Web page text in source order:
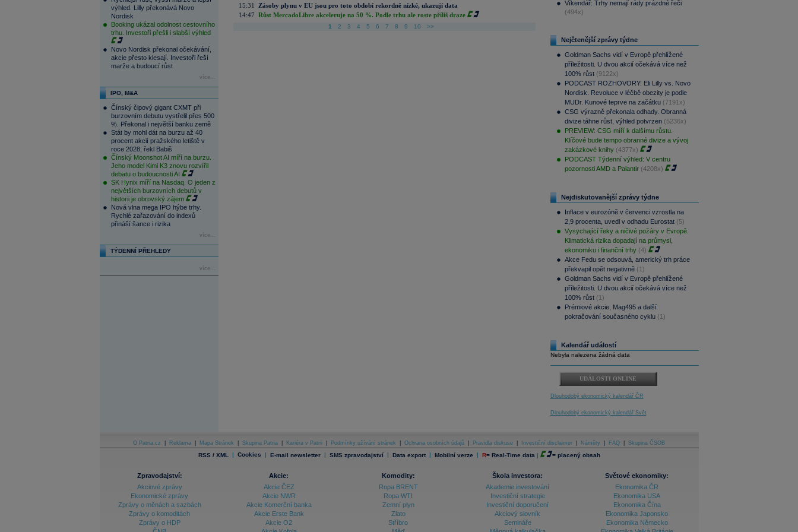
výhled. Lilly překonává Novo
Nordisk
Booking ukázal odolnost cestovního
trhu. Investoři přešli i slabší výhled
Novo Nordisk překonal očekávání,
akcie přesto klesají. Investoři řeší
marže a budoucí růst
více...
IPO, M&A
Čínský čipový gigant CXMT při
burzovním debutu vystřelil přes 500
%. Překonal i největší banku země
Stát by mohl dát na burzu až 40
procent akcií pražského letiště v
roce 2028, řekl Babiš
Čínský Moonshot AI míří na burzu.
Jeho model Kimi K3 znovu rozvířil
debatu o budoucnosti AI
SK Hynix míří na Nasdaq. O jeden z
největších burzovních debutů v
historii je obrovský zájem
Nová vlna mega IPO hýbe trhy.
Rychlé zařazování do indexů
přináší šance i rizika
více...
TÝDENNÍ PŘEHLEDY
více...
15:31
Zásoby plynu v EU jsou pro toto období rekordně nízké, ukazují data
14:47 Růst MercadoLibre akceleruje na 50 %. Podle trhu ale roste příliš draze
1 2 3 4 5 6 7 8 9 10 >>
Víkendář: Trhy nemají rády prázdné řeči
(494x)
Nejčtenější zprávy týdne
Goldman Sachs vidí v Evropě přehlížené
příležitosti. U dvou akcií očekává více než
100% růst (9122x)
PODCAST ROZHOVORY: Eli Lilly vs. Novo
Nordisk. Revoluce v léčbě obezity je podle
MUDr. Kunové teprve na začátku (7191x)
CSG výrazně překonala odhady. Obranná
divize táhne růst, výhled potvrzen (5236x)
PREVIEW: CSG míří k dalšímu růstu.
Klíčové bude tempo obranné divize a vývoj
zakázkové knihy (4377x)
PODCAST Týdenní výhled: V centru
pozornosti AMD a Palantir (4208x)
Nejdiskutovanější zprávy týdne
Inflace v eurozóně v červenci vzrostla na
2,9 procenta, uvedl v odhadu Eurostat (5)
Vysychající řeky a ničivé požáry v Evropě.
Klimatická rizika dopadají na průmysl,
ekonomiku i finanční trhy (4)
Akce Fedu se odsouvá, americký trh práce
překvapil opět negativně (1)
Goldman Sachs vidí v Evropě přehlížené
příležitosti. U dvou akcií očekává více než
100% růst (1)
Prémiové akcie, Mag495 a další
pokračování současného cyklu (1)
Kalendář událostí
Nebyla nalezena žádná data
UDÁLOSTI ONLINE
Dlouhodobý ekonomický kalendář ČR
Dlouhodobý ekonomický kalendář Svět
O Patria.cz Reklama Mapa Stránek Skupina Patria Kariéra v Patrii Podmínky užívání stránek Ochrana osobních údajů Pravidla diskuse Investiční disclaimer Náměty FAQ Skupina ČSOB
RSS / XML | Cookies | E-mail newsletter | SMS zpravodajství | Data export | Mobilní verze | R= Real-Time data | = placený obsah
Zpravodajství:
Akciové zprávy
Ekonomické zprávy
Zprávy o měnách a sazbách
Zprávy o komoditách
Zprávy o HDP
Akcie:
Akcie ČEZ
Akcie NWR
Akcie Komerční banka
Akcie Erste Bank
Akcie O2
Komodity:
Ropa BRENT
Ropa WTI
Zemní plyn
Zlato
Stříbro
Škola investora:
Akademie investování
Investiční strategie
Investiční doporučení
Akciový slovník
Semináře
Světové ekonomiky:
Ekonomika ČR
Ekonomika USA
Ekonomika Čína
Ekonomika Japonsko
Ekonomika Německo